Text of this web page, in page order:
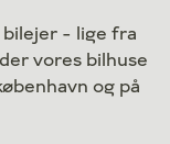
- lige fra
vores bilhuse
og på